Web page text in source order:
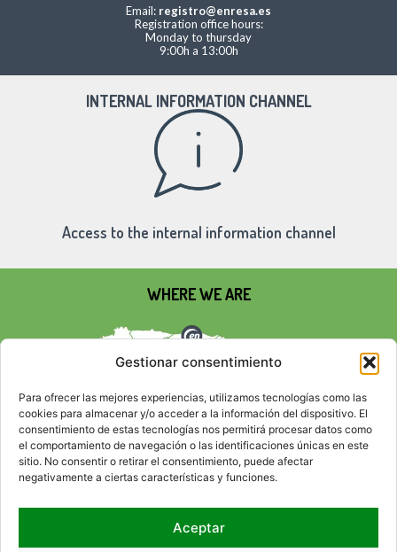
Gestionar consentimiento
Para ofrecer las mejores experiencias, utilizamos tecnologías como las
cookies para almacenar y/o acceder a la información del dispositivo. El
consentimiento de estas tecnologías nos permitirá procesar datos como
el comportamiento de navegación o las identificaciones únicas en este
sitio. No consentir o retirar el consentimiento, puede afectar
negativamente a ciertas características y funciones.
Aceptar
Email: registro@enresa.es
Registration office hours:
Monday to thursday
9:00h a 13:00h
INTERNAL INFORMATION CHANNEL
Access to the internal information channel
WHERE WE ARE
SOCIAL NETWORKS